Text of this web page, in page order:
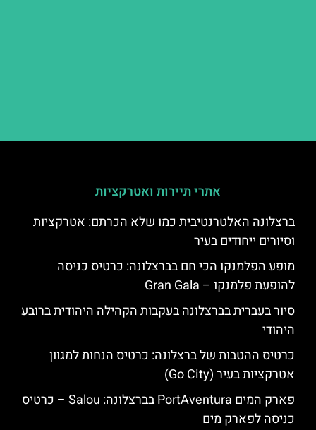
אתרי תיירות ואטרקציות
ברצלונה האלטרנטיבית כמו שלא הכרתם: אטרקציות
וסיורים ייחודים בעיר
מופע הפלמנקו הכי חם בברצלונה: כרטיס כניסה
להופעת פלמנקו – Gran Gala
סיור בעברית בברצלונה בעקבות הקהילה היהודית ברובע
היהודי
כרטיס ההטבות של ברצלונה: כרטיס הנחות למגוון
אטרקציות בעיר (Go City)
פארק המים PortAventura בברצלונה: Salou – כרטיס
כניסה לפארק מים